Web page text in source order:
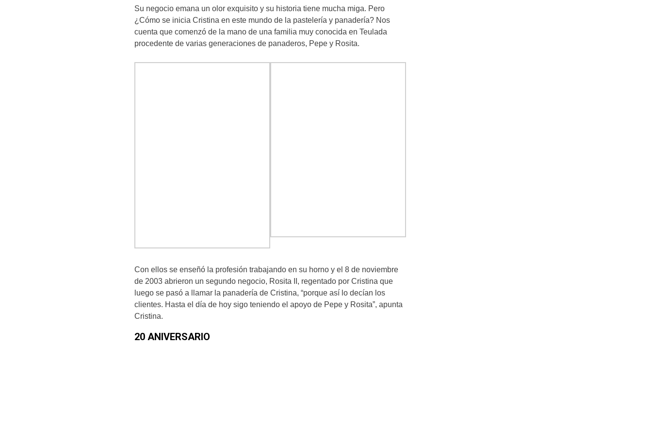
Su negocio emana un olor exquisito y su historia tiene mucha miga. Pero
¿Cómo se inicia Cristina en este mundo de la pastelería y panadería? Nos
cuenta que comenzó de la mano de una familia muy conocida en Teulada
procedente de varias generaciones de panaderos, Pepe y Rosita.
Con ellos se enseñó la profesión trabajando en su horno y el 8 de noviembre
de 2003 abrieron un segundo negocio, Rosita II, regentado por Cristina que
luego se pasó a llamar la panadería de Cristina, “porque así lo decían los
clientes. Hasta el día de hoy sigo teniendo el apoyo de Pepe y Rosita”, apunta
Cristina.
20 ANIVERSARIO